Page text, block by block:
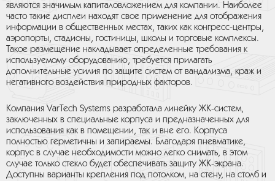
являются значимым капиталовложением для компании. Наиболее
часто такие дисплеи находят свое применение для отображения
информации в общественных местах, таких как конгресс-центры,
аэропорты, стадионы, гостиницы, школы и торговые комплексы.
Такое размещение накладывает определенные требования к
используемому оборудованию, требуется прилагать
дополнительные усилия по защите систем от вандализма, краж и
негативного воздействия природных факторов.
Компания VarTech Systems разработала линейку ЖК-систем,
заключенных в специальные корпуса и предназначенных для
использования как в помещении, так и вне его. Корпуса
полностью герметичны и запираемы. Благодаря пневматике,
корпус в случае необходимости можно легко снимать, в этом
случае только стекло будет обеспечивать защиту ЖК-экрана.
Доступны варианты крепления под потолком, на стену, на столб и